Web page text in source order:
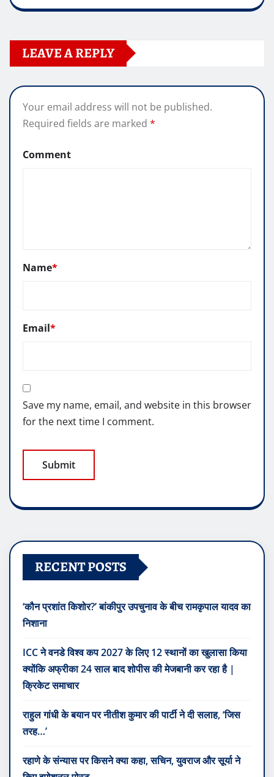
LEAVE A REPLY
Your email address will not be published.
Required fields are marked *
Comment
Name*
Email*
Save my name, email, and website in this browser
for the next time I comment.
RECENT POSTS
‘कौन प्रशांत किशोर?’ बांकीपुर उपचुनाव के बीच रामकृपाल यादव का
निशाना
ICC ने वनडे विश्व कप 2027 के लिए 12 स्थानों का खुलासा किया
क्योंकि अफ्रीका 24 साल बाद शोपीस की मेजबानी कर रहा है |
क्रिकेट समाचार
राहुल गांधी के बयान पर नीतीश कुमार की पार्टी ने दी सलाह, ‘जिस
तरह…’
रहाणे के संन्यास पर किसने क्या कहा, सचिन, युवराज और सूर्या ने